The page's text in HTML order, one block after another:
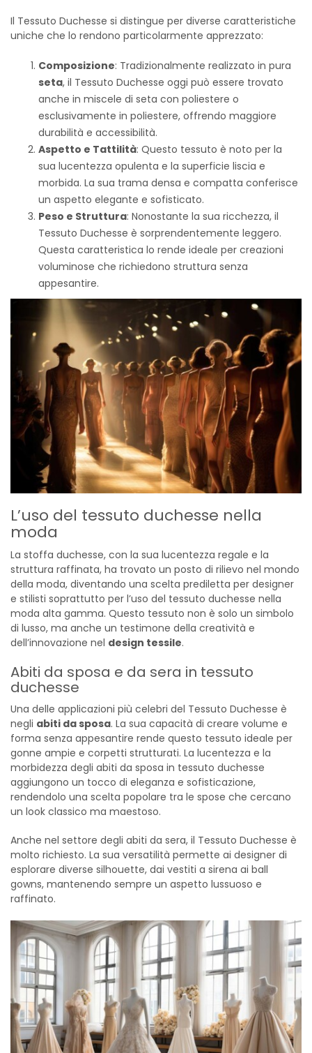
Il Tessuto Duchesse si distingue per diverse caratteristiche
uniche che lo rendono particolarmente apprezzato:
Composizione: Tradizionalmente realizzato in pura
seta, il Tessuto Duchesse oggi può essere trovato
anche in miscele di seta con poliestere o
esclusivamente in poliestere, offrendo maggiore
durabilità e accessibilità.
Aspetto e Tattilità: Questo tessuto è noto per la
sua lucentezza opulenta e la superficie liscia e
morbida. La sua trama densa e compatta conferisce
un aspetto elegante e sofisticato.
Peso e Struttura: Nonostante la sua ricchezza, il
Tessuto Duchesse è sorprendentemente leggero.
Questa caratteristica lo rende ideale per creazioni
voluminose che richiedono struttura senza
appesantire.
L’uso del tessuto duchesse nella
moda
La stoffa duchesse, con la sua lucentezza regale e la
struttura raffinata, ha trovato un posto di rilievo nel mondo
della moda, diventando una scelta prediletta per designer
e stilisti soprattutto per l’uso del tessuto duchesse nella
moda alta gamma. Questo tessuto non è solo un simbolo
di lusso, ma anche un testimone della creatività e
dell’innovazione nel design tessile.
Abiti da sposa e da sera in tessuto
duchesse
Una delle applicazioni più celebri del Tessuto Duchesse è
negli abiti da sposa. La sua capacità di creare volume e
forma senza appesantire rende questo tessuto ideale per
gonne ampie e corpetti strutturati. La lucentezza e la
morbidezza degli abiti da sposa in tessuto duchesse
aggiungono un tocco di eleganza e sofisticazione,
rendendolo una scelta popolare tra le spose che cercano
un look classico ma maestoso.
Anche nel settore degli abiti da sera, il Tessuto Duchesse è
molto richiesto. La sua versatilità permette ai designer di
esplorare diverse silhouette, dai vestiti a sirena ai ball
gowns, mantenendo sempre un aspetto lussuoso e
raffinato.